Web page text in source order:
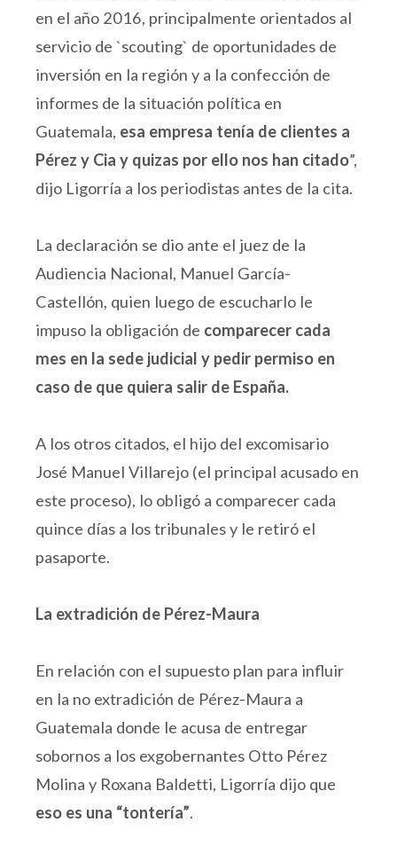
en el año 2016, principalmente orientados al
servicio de `scouting` de oportunidades de
inversión en la región y a la confección de
informes de la situación política en
Guatemala, esa empresa tenía de clientes a
Pérez y Cia y quizas por ello nos han citado”,
dijo Ligorría a los periodistas antes de la cita.
La declaración se dio ante el juez de la
Audiencia Nacional, Manuel García-
Castellón, quien luego de escucharlo le
impuso la obligación de comparecer cada
mes en la sede judicial y pedir permiso en
caso de que quiera salir de España.
A los otros citados, el hijo del excomisario
José Manuel Villarejo (el principal acusado en
este proceso), lo obligó a comparecer cada
quince días a los tribunales y le retiró el
pasaporte.
La extradición de Pérez-Maura
En relación con el supuesto plan para influir
en la no extradición de Pérez-Maura a
Guatemala donde le acusa de entregar
sobornos a los exgobernantes Otto Pérez
Molina y Roxana Baldetti, Ligorría dijo que
eso es una “tontería”.